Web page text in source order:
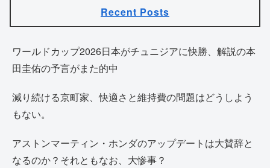
Recent Posts
ワールドカップ2026日本がチュニジアに快勝、解説の本
田圭佑の予言がまた的中
減り続ける京町家、快適さと維持費の問題はどうしよう
もない。
アストンマーティン・ホンダのアップデートは大賛辞と
なるのか？それともなお、大惨事？